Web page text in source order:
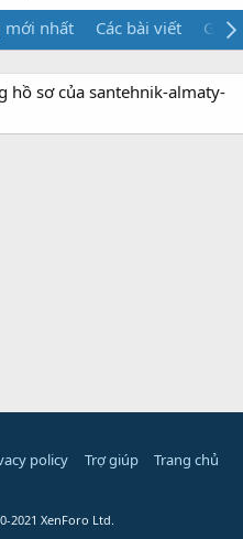
mới nhất Các bài viết Giới
hồ sơ của santehnik-almaty-
policy Trợ giúp Trang chủ
2021 XenForo Ltd.